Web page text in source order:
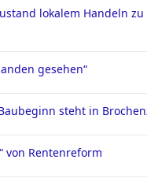
lokalem Handeln zu
gesehen“
steht in
von Rentenreform